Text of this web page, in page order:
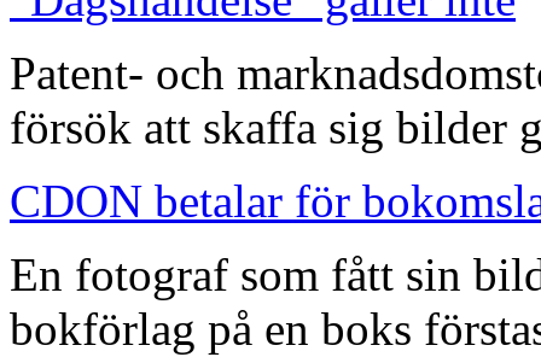
Patent- och
försök att skaffa sig bilder
CDON betalar för
En fotograf som fått sin
bokförlag på en boks